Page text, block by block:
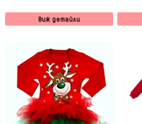
Виж детайли